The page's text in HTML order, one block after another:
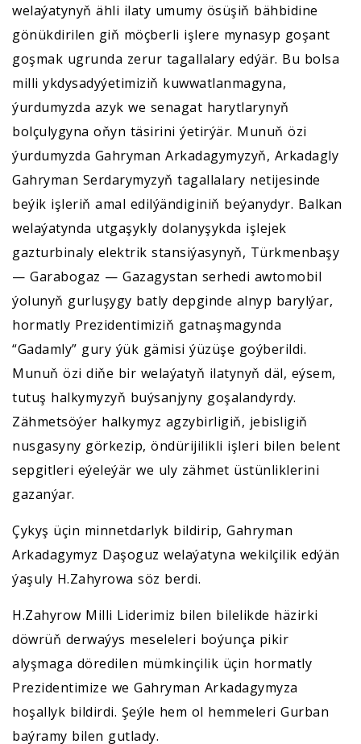
welaýatynyň ähli ilaty umumy ösüşiň bähbidine
gönükdirilen giň möçberli işlere mynasyp goşant
goşmak ugrunda zerur tagallalary edýär. Bu bolsa
milli ykdysadyýetimiziň kuwwatlanmagyna,
ýurdumyzda azyk we senagat harytlarynyň
bolçulygyna oňyn täsirini ýetirýär. Munuň özi
ýurdumyzda Gahryman Arkadagymyzyň, Arkadagly
Gahryman Serdarymyzyň tagallalary netijesinde
beýik işleriň amal edilýändiginiň beýanydyr. Balkan
welaýatynda utgaşykly dolanyşykda işlejek
gazturbinaly elektrik stansiýasynyň, Türkmenbaşy
— Garabogaz — Gazagystan serhedi awtomobil
ýolunyň gurluşygy batly depginde alnyp barylýar,
hormatly Prezidentimiziň gatnaşmagynda
“Gadamly” gury ýük gämisi ýüzüşe goýberildi.
Munuň özi diňe bir welaýatyň ilatynyň däl, eýsem,
tutuş halkymyzyň buýsanjyny goşalandyrdy.
Zähmetsöýer halkymyz agzybirligiň, jebisligiň
nusgasyny görkezip, öndürijilikli işleri bilen belent
sepgitleri eýeleýär we uly zähmet üstünliklerini
gazanýar.
Çykyş üçin minnetdarlyk bildirip, Gahryman
Arkadagymyz Daşoguz welaýatyna wekilçilik edýän
ýaşuly H.Zahyrowa söz berdi.
H.Zahyrow Milli Liderimiz bilen bilelikde häzirki
döwrüň derwaýys meseleleri boýunça pikir
alyşmaga döredilen mümkinçilik üçin hormatly
Prezidentimize we Gahryman Arkadagymyza
hoşallyk bildirdi. Şeýle hem ol hemmeleri Gurban
baýramy bilen gutlady.